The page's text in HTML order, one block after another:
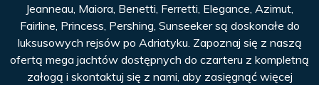
Jeanneau, Maiora, Benetti, Ferretti, Elegance, Azimut,
Fairline, Princess, Pershing, Sunseeker są doskonałe do
luksusowych rejsów po Adriatyku. Zapoznaj się z naszą
ofertą mega jachtów dostępnych do czarteru z kompletną
załogą i skontaktuj się z nami, aby zasięgnąć więcej